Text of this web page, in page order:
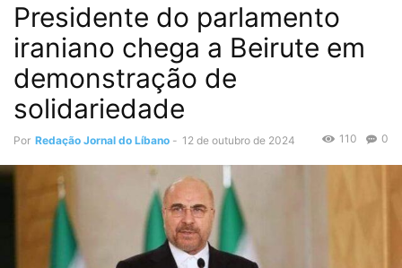
Presidente do parlamento
iraniano chega a Beirute em
demonstração de
solidariedade
Por Redação Jornal do Líbano - 12 de outubro de 2024 0
110